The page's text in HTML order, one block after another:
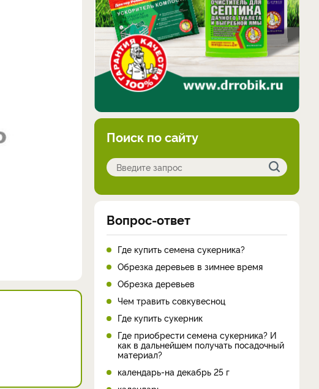
Поиск по сайту
Вопрос-ответ
Где купить семена сукерника?
Обрезка деревьев в зимнее время
Обрезка деревьев
Чем травить совкувесноц
Где купить сукерник
Где приобрести семена сукерника? И
как в дальнейшем получать посадочный
материал?
календарь-на декабрь 25 г